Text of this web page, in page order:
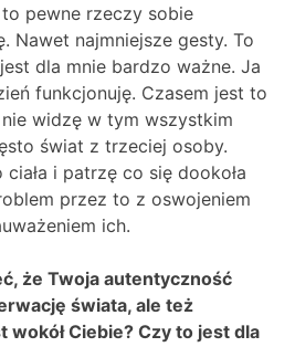
pewne rzeczy sobie
Nawet najmniejsze gesty. To
dla mnie bardzo ważne. Ja
funkcjonuję. Czasem jest to
widzę w tym wszystkim
świat z trzeciej osoby.
i patrzę co się dookoła
przez to z oswojeniem
ich.
że Twoja autentyczność
świata, ale też
wokół Ciebie? Czy to jest dla